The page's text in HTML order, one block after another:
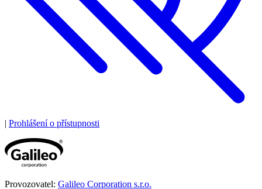
| Prohlášení o přístupnosti
Provozovatel: Galileo Corporation s.r.o.